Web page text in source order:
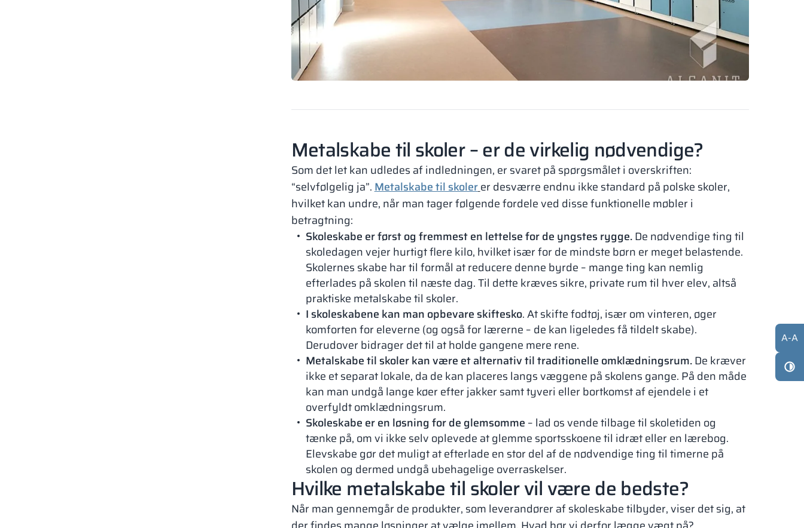
Metalskabe til skoler – er de virkelig nødvendige?
Som det let kan udledes af indledningen, er svaret på spørgsmålet i overskriften:
“selvfølgelig ja”.Metalskabe til skolerer desværre endnu ikke standard på polske skoler,
hvilket kan undre, når man tager følgende fordele ved disse funktionelle møbler i
betragtning:
Skoleskabe er først og fremmest en lettelse for de yngstes rygge.De nødvendige ting til
skoledagen vejer hurtigt flere kilo, hvilket især for de mindste børn er meget belastende.
Skolernes skabe har til formål at reducere denne byrde – mange ting kan nemlig
efterlades på skolen til næste dag. Til dette kræves sikre, private rum til hver elev, altså
praktiske metalskabe til skoler.
I skoleskabene kan man opbevare skiftesko. At skifte fodtøj, især om vinteren, øger
komforten for eleverne (og også for lærerne – de kan ligeledes få tildelt skabe).
Derudover bidrager det til at holde gangene mere rene.
Metalskabe til skoler kan være et alternativ til traditionelle omklædningsrum.De kræver
ikke et separat lokale, da de kan placeres langs væggene på skolens gange. På den måde
kan man undgå lange køer efter jakker samt tyveri eller bortkomst af ejendele i et
overfyldt omklædningsrum.
Skoleskabe er en løsning for de glemsomme – lad os vende tilbage til skoletiden og
tænke på, om vi ikke selv oplevede at glemme sportsskoene til idræt eller en lærebog.
Elevskabe gør det muligt at efterlade en stor del af de nødvendige ting til timerne på
skolen og dermed undgå ubehagelige overraskelser.
Hvilke metalskabe til skoler vil være de bedste?
Når man gennemgår de produkter, som leverandører af skoleskabe tilbyder, viser det sig, at
A-A